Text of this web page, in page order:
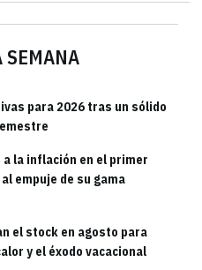
SEMANA
para 2026 tras un sólido
la inflación en el primer
empuje de su gama
el stock en agosto para
y el éxodo vacacional